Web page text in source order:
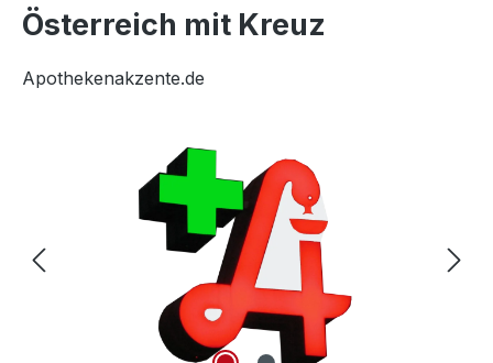
Österreich mit Kreuz
Apothekenakzente.de